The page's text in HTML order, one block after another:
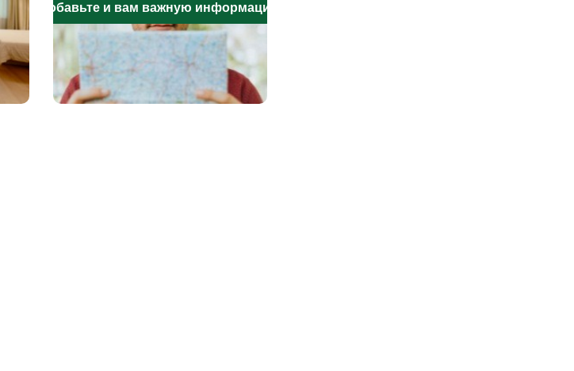
Добавьте и вам важную информацию